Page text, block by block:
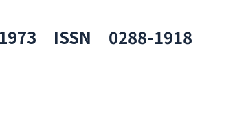
1973 ISSN 0288-1918